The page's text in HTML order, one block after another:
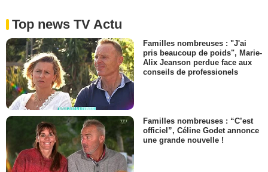
Top news TV Actu
Familles nombreuses : "J'ai
pris beaucoup de poids", Marie-
Alix Jeanson perdue face aux
conseils de professionels
Familles nombreuses : “C’est
officiel”, Céline Godet annonce
une grande nouvelle !